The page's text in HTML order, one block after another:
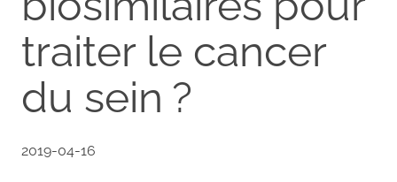
traiter le cancer
du sein ?
2019-04-16